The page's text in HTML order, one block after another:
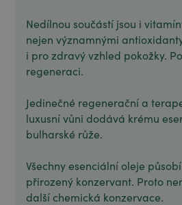
Nedílnou součástí jsou i
nejen významnými
i pro zdravý vzhled pokožky.
regeneraci.
Jedinečné regenerační a
luxusní vůni dodává krému
bulharské růže.
Všechny esenciální oleje
přirozený konzervant. Proto
další chemická konzervace.